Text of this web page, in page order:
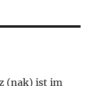
(nak) ist im